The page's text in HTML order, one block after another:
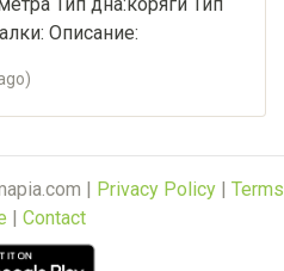
Описание:
)
| Privacy Policy| Terms
| Contact